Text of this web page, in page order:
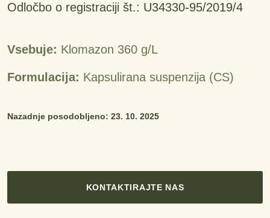
Odločbo o registraciji št.: U34330-95/2019/4
Vsebuje: Klomazon 360 g/L
Formulacija: Kapsulirana suspenzija (CS)
Nazadnje posodobljeno: 23. 10. 2025
KONTAKTIRAJTE NAS